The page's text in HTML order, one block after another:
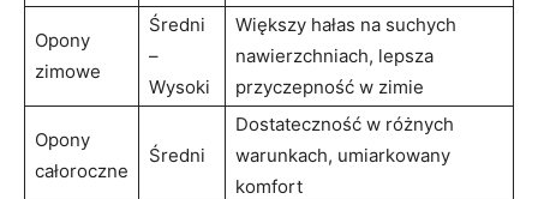
Opony
zimowe
Średni
–
Wysoki
Większy hałas na suchych
nawierzchniach, lepsza
⁣przyczepność w zimie
Opony
całoroczne
Średni
Dostateczność w różnych
warunkach, umiarkowany
komfort